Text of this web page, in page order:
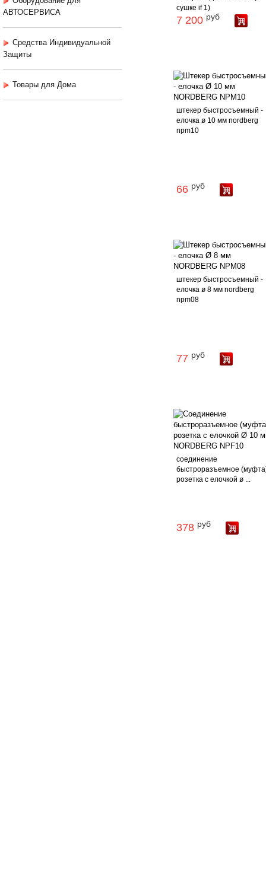
АВТОСЕРВИСА
Средства Индивидуальной
Защиты
Товары для Дома
сушке if 1)
7 200 руб
штекер быстросъемный -
елочка ø 10 мм nordberg
npm10
66 руб
штекер быстросъемный -
елочка ø 8 мм nordberg
npm08
77 руб
соединение
быстроразъемное
розетка с елочкой ø ...
378 руб